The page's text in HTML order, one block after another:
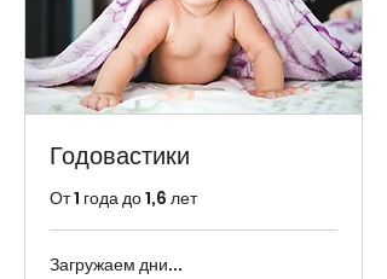
Годовастики
От 1 года до 1,6 лет
Загружаем дни...